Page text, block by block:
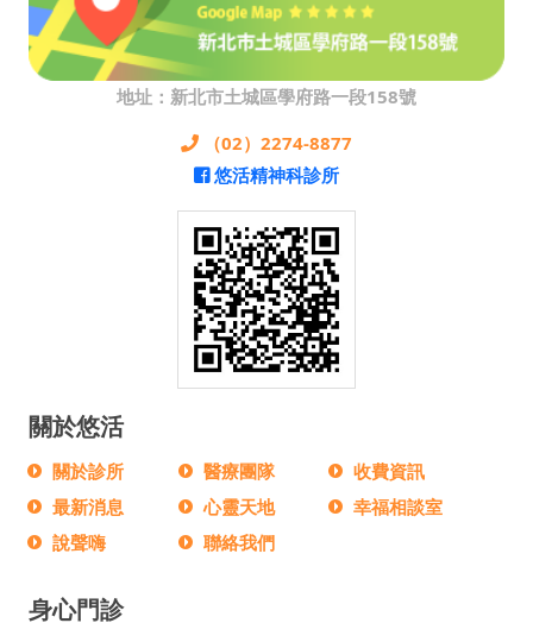
地址：新北市土城區學府路一段158號
（02）2274-8877
悠活精神科診所
關於悠活
關於診所 醫療團隊
收費資訊
最新消息
心靈天地
幸福相談室
說聲嗨
聯絡我們
身心門診